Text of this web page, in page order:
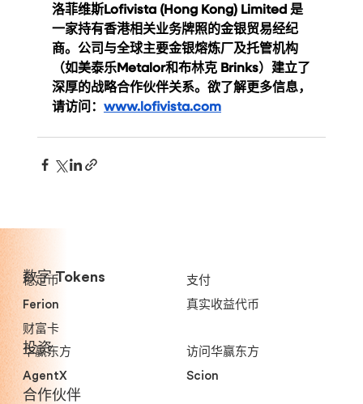
洛菲维斯Lofivista (Hong Kong) Limited 是
一家持有香港相关业务牌照的金银贸易经纪
商。公司与全球主要金银熔炼厂及托管机构
（如美泰乐Metalor和布林克 Brinks）建立了
深厚的战略合作伙伴关系。欲了解更多信息，
请访问： www.lofivista.com
数字 Tokens
稳定币
支付
Ferion
真实收益代币
财富卡
投资
华赢东方
访问华赢东方
AgentX
Scion
合作伙伴